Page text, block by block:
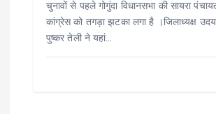
चुनावों से पहले गोगुंदा विधानसभा की सायरा
कांग्रेस को तगड़ा झटका लगा है ।जिलाध्यक्ष
पुष्कर तेली ने यहां…